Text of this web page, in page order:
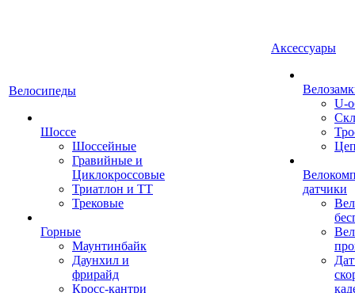
Велосипеды
Шоссе
Шоссейные
Гравийные и
Циклокроссовые
Триатлон и ТТ
Трековые
Горные
Маунтинбайк
Даунхил и
фрирайд
Кросс-кантри
Аксессуары
U-
датчики